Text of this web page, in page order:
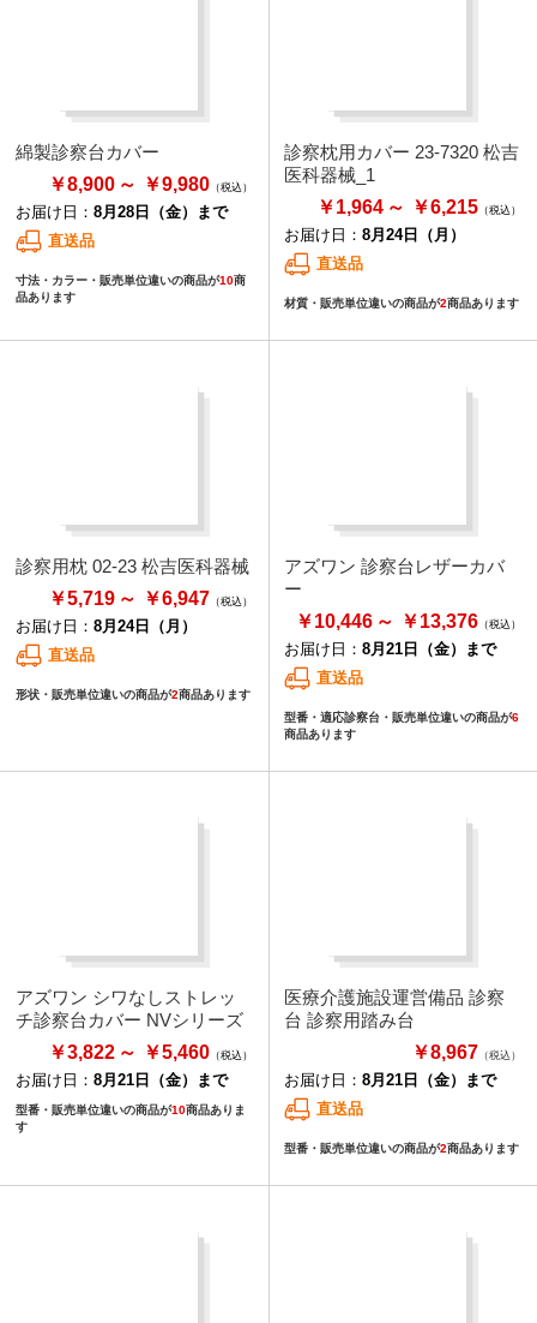
綿製診察台カバー
￥8,900
￥9,980
お届け日： 8月28日（金）まで
直送品
寸法・カラー・販売単位違いの商品が10商
品あります
診察枕用カバー 23-7320 松吉
医科器械_1
￥1,964
￥6,215
お届け日： 8月24日（月）
直送品
材質・販売単位違いの商品が2商品あります
診察用枕 02-23 松吉医科器械
￥5,719
￥6,947
お届け日： 8月24日（月）
直送品
形状・販売単位違いの商品が2商品あります
アズワン 診察台レザーカバ
ー
￥10,446
￥13,376
お届け日： 8月21日（金）まで
直送品
型番・適応診察台・販売単位違いの商品が6
商品あります
アズワン シワなしストレッ
チ診察台カバー NVシリーズ
￥3,822
￥5,460
お届け日： 8月21日（金）まで
型番・販売単位違いの商品が10商品ありま
す
医療介護施設運営備品 診察
台 診察用踏み台
￥8,967 （税込）
お届け日： 8月21日（金）まで
直送品
型番・販売単位違いの商品が2商品あります